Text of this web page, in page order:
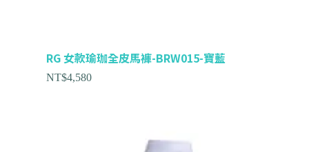
RG 女款瑜珈全皮馬褲-BRW015-寶藍
NT$4,580